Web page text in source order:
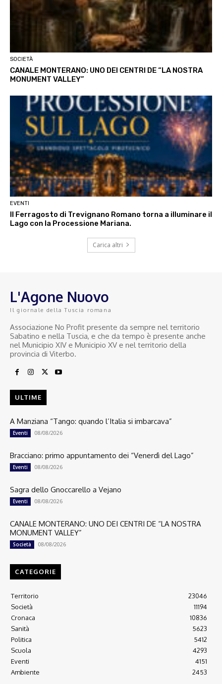
SOCIETÀ
CANALE MONTERANO: UNO DEI CENTRI DE “LA NOSTRA
MONUMENT VALLEY”
EVENTI
Il Ferragosto di Trevignano Romano torna a illuminare il
Lago con la Processione Mariana.
Carica altri
L'Agone Nuovo
Il giornale della Tuscia romana
Associazione No Profit presente da sempre nel territorio
Sabatino e nella Tuscia, e che da tempo è presente anche
nel Municipio XIV e Municipio XV e nel territorio della
provincia di Viterbo.
ULTIME
A Manziana “Tango: quando l’Italia si imbarcava”
Eventi 08/08/2026
Bracciano: primo appuntamento dei “Venerdì del Lago”
Eventi 08/08/2026
Sagra dello Gnoccarello a Vejano
Eventi 08/08/2026
CANALE MONTERANO: UNO DEI CENTRI DE “LA NOSTRA
MONUMENT VALLEY”
Società 08/08/2026
CATEGORIE
Territorio
23046
Società
11194
Cronaca
10836
Sanità
5623
Politica
5412
Scuola
4293
Eventi
4151
Ambiente
2453